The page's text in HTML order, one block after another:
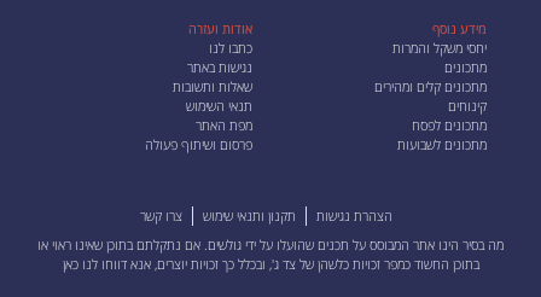
מידע נוסף
יחסי משקל והמרות
מתכונים
מתכונים קלים ומהירים
קינוחים
מתכונים לפסח
מתכונים לשבועות
אודות ועזרה
כתבו לנו
נגישות באתר
שאלות ותשובות
תנאי השימוש
מפת האתר
פרסום ושיתוף פעולה
הצהרת נגישות תקנון ותנאי שימוש
צרו קשר
מה בסיר הינו אתר המבוסס על תכנים שהועלו על ידי גולשים. אם נתקלתם בתוכן שאינו ראוי או
בתוכן החשוד כמפר זכויות כלשהן של צד ג', ובכלל כך זכויות יוצרים, אנאדווחו לנו כאן